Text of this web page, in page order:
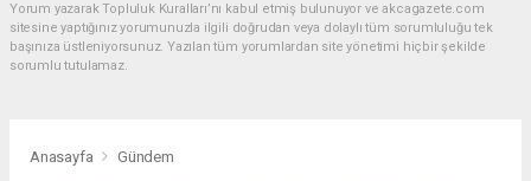
Yorum yazarak Topluluk Kuralları’nı kabul etmiş bulunuyor ve akcagazete.com
sitesine yaptığınız yorumunuzla ilgili doğrudan veya dolaylı tüm sorumluluğu tek
başınıza üstleniyorsunuz. Yazılan tüm yorumlardan site yönetimi hiçbir şekilde
sorumlu tutulamaz.
Anasayfa Gündem